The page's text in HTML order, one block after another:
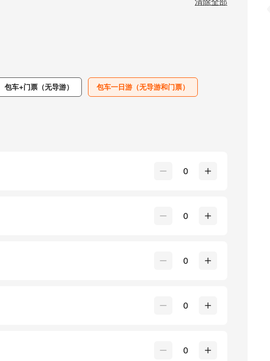
包车+门票（无导游） 包车一日游（无导游和门票）
0
0
0
0
0